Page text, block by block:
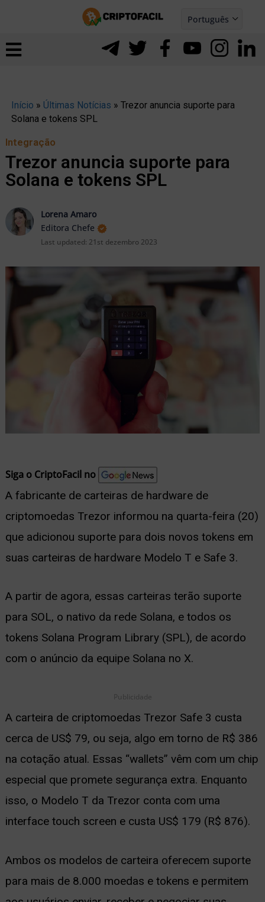
Português
Español
Início » Últimas Notícias » Trezor anuncia suporte para
Solana e tokens SPL
Integração
Trezor anuncia suporte para
Solana e tokens SPL
Lorena Amaro
Editora Chefe
Last updated: 21st dezembro 2023
Siga o CriptoFacil no
A fabricante de carteiras de hardware de
criptomoedas Trezor informou na quarta-feira (20)
que adicionou suporte para dois novos tokens em
suas carteiras de hardware Modelo T e Safe 3.
A partir de agora, essas carteiras terão suporte
para SOL, o nativo da rede Solana, e todos os
tokens Solana Program Library (SPL), de acordo
com o anúncio da equipe Solana no X.
Publicidade
A carteira de criptomoedas Trezor Safe 3 custa
cerca de US$ 79, ou seja, algo em torno de R$ 386
na cotação atual. Essas “wallets” vêm com um chip
especial que promete segurança extra. Enquanto
isso, o Modelo T da Trezor conta com uma
interface touch screen e custa US$ 179 (R$ 876).
Ambos os modelos de carteira oferecem suporte
para mais de 8.000 moedas e tokens e permitem